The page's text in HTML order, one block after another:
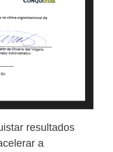
resultados
a